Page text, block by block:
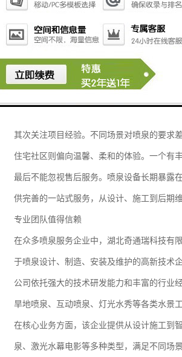
这种喷泉形式特别适合用于广场、商业街区
造出高端、现代的氛围。在一些观光景区和
选择一个专业的喷泉服务商，是项目成功的
首先看技术实力。喷泉工程涉及机械、电
其次关注项目经验。不同场景对喷泉的要求
住宅社区则偏向温馨、柔和的体验。一个有
最后不能忽视售后服务。喷泉设备长期暴露
供完善的一站式服务，从设计、施工到后期
专业团队值得信赖
在众多喷泉服务企业中，湖北奇通瑞科技有
于喷泉设计、制造、安装及维护的高新技术企
公司依托强大的技术研发能力和丰富的行业
旱地喷泉、互动喷泉、灯光水秀等各类水景
在核心业务方面，该企业提供从设计施工到
泉、激光水幕电影等多种类型，满足不同场